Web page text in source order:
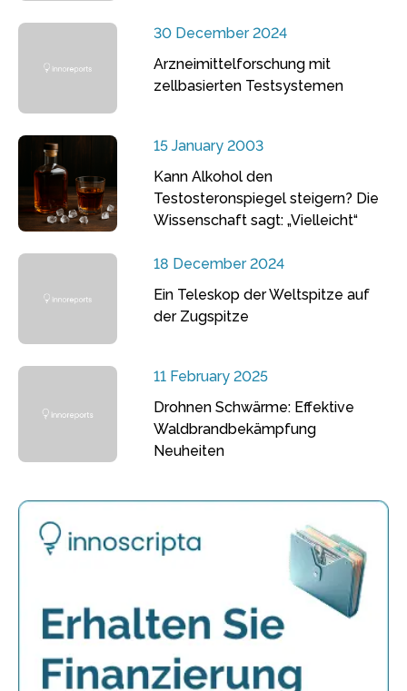
30 December 2024
Arzneimittelforschung mit
zellbasierten Testsystemen
15 January 2003
Kann Alkohol den
Testosteronspiegel steigern? Die
Wissenschaft sagt: „Vielleicht“
18 December 2024
Ein Teleskop der Weltspitze auf
der Zugspitze
11 February 2025
Drohnen Schwärme: Effektive
Waldbrandbekämpfung
Neuheiten